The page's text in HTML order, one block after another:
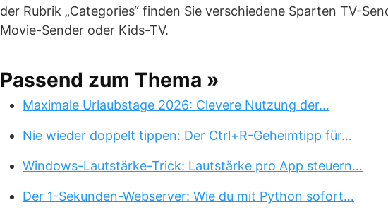
der Rubrik „Categories“ finden Sie verschiedene Sparten TV-
Movie-Sender oder Kids-TV.
Passend zum Thema »
Maximale Urlaubstage 2026: Clevere Nutzung der…
Nie wieder doppelt tippen: Der Ctrl+R-Geheimtipp für…
Windows-Lautstärke-Trick: Lautstärke pro App steuern…
Der 1-Sekunden-Webserver: Wie du mit Python sofort…